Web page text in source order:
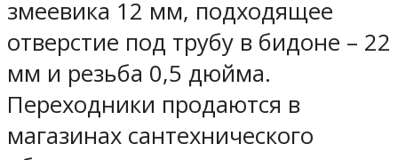
змеевика 12 мм, подходящее
отверстие под трубу в бидоне – 22
мм и резьба 0,5 дюйма.
Переходники продаются в
магазинах сантехнического